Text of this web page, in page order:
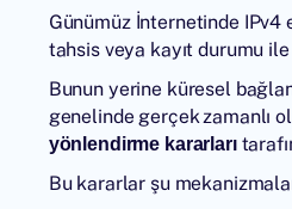
Günümüz İnternetinde
tahsis veya kayıt durumu
Bunun yerine küresel
genelinde gerçek zamanlı
yönlendirme kararları
Bu kararlar şu